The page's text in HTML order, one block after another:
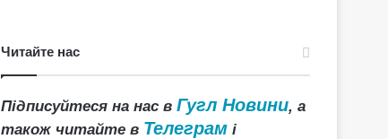
Читайте нас
Підписуйтеся на нас вГугл Новини, а
також читайте в Телеграм і